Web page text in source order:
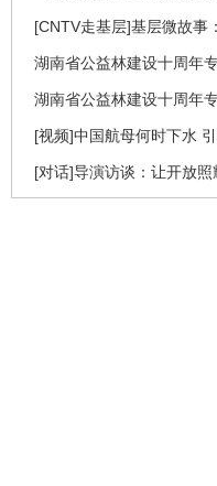
[CNTV走基层]基层微故事
湖南省公益林建设十周年
湖南省公益林建设十周年
[视频]中国航母何时下水
[对话]导演访谈：让开放照